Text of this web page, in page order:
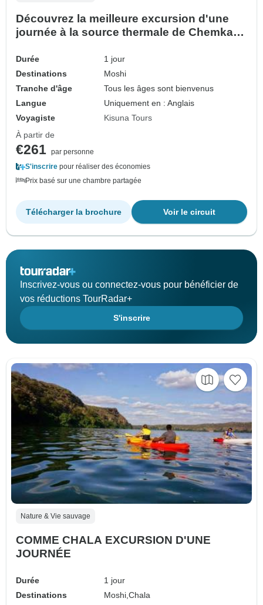
Découvrez la meilleure excursion d'une
journée à la source thermale de Chemka
Durée
1 jour
Destinations
Moshi
Tranche d'âge
Tous les âges sont bienvenus
Langue
Uniquement en : Anglais
Voyagiste
Kisuna Tours
À partir de
€261 par personne
S'inscrire pour réaliser des économies
Prix basé sur une chambre partagée
Voir le circuit
Télécharger la brochure
Inscrivez-vous ou connectez-vous pour bénéficier de
vos réductions TourRadar+
S'inscrire
Nature & Vie sauvage
COMME CHALA EXCURSION D'UNE
JOURNÉE
Durée
1 jour
Destinations
Moshi,Chala